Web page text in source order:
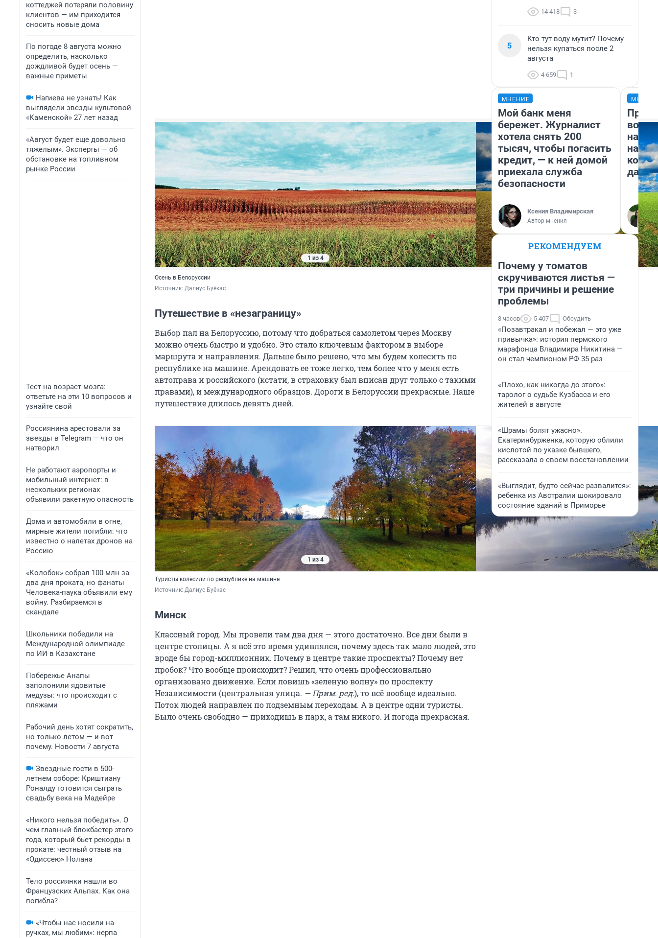
коттеджей потеряли половину
клиентов — им приходится
сносить новые дома
По погоде 8 августа можно
определить, насколько
дождливой будет осень —
важные приметы
Нагиева не узнать! Как
выглядели звезды культовой
«Каменской» 27 лет назад
«Август будет еще довольно
тяжелым». Эксперты — об
обстановке на топливном
рынке России
Тест на возраст мозга:
ответьте на эти 10 вопросов и
узнайте свой
Россиянина арестовали за
звезды в Telegram — что он
натворил
Не работают аэропорты и
мобильный интернет: в
нескольких регионах
объявили ракетную опасность
Дома и автомобили в огне,
мирные жители погибли: что
известно о налетах дронов на
Россию
«Колобок» собрал 100 млн за
два дня проката, но фанаты
Человека-паука объявили ему
войну. Разбираемся в
скандале
Школьники победили на
Международной олимпиаде
по ИИ в Казахстане
Побережье Анапы
заполонили ядовитые
медузы: что происходит с
пляжами
Рабочий день хотят сократить,
но только летом — и вот
почему. Новости 7 августа
Звездные гости в 500-
летнем соборе: Криштиану
Роналду готовится сыграть
свадьбу века на Мадейре
«Никого нельзя победить». О
чем главный блокбастер этого
года, который бьет рекорды в
прокате: честный отзыв на
«Одиссею» Нолана
Тело россиянки нашли во
Французских Альпах. Как она
погибла?
«Чтобы нас носили на
ручках, мы любим»: нерпа
1 из 4
Осень в Белоруссии
Источник: Далиус Буёкас
Путешествие в «незаграницу»
Выбор пал на Белоруссию, потому что добраться самолетом через Москву
можно очень быстро и удобно. Это стало ключевым фактором в выборе
маршрута и направления. Дальше было решено, что мы будем колесить по
республике на машине. Арендовать ее тоже легко, тем более что у меня есть
автоправа и российского (кстати, в страховку был вписан друг только с такими
правами), и международного образцов. Дороги в Белоруссии прекрасные. Наше
путешествие длилось девять дней.
1 из 4
Туристы колесили по республике на машине
Источник: Далиус Буёкас
Минск
Классный город. Мы провели там два дня — этого достаточно. Все дни были в
центре столицы. А я всё это время удивлялся, почему здесь так мало людей, это
вроде бы город-миллионник. Почему в центре такие проспекты? Почему нет
пробок? Что вообще происходит? Решил, что очень профессионально
организовано движение. Если ловишь «зеленую волну» по проспекту
Независимости (центральная улица. — Прим. ред.), то всё вообще идеально.
Поток людей направлен по подземным переходам. А в центре одни туристы.
Было очень свободно — приходишь в парк, а там никого. И погода прекрасная.
14 418 3
5
Кто тут воду мутит? Почему
нельзя купаться после 2
августа
4 659 1
МНЕНИЕ
Мой банк меня
бережет. Журналист
хотела снять 200
тысяч, чтобы погасить
кредит, — к ней домой
приехала служба
безопасности
Ксения Владимирская
Автор мнения
нам
даже
РЕКОМЕНДУЕМ
Почему у томатов
скручиваются листья —
три причины и решение
проблемы
8 часов 5 407 Обсудить
«Позавтракал и побежал — это уже
привычка»: история пермского
марафонца Владимира Никитина —
он стал чемпионом РФ 35 раз
«Плохо, как никогда до этого»:
таролог о судьбе Кузбасса и его
жителей в августе
«Шрамы болят ужасно».
Екатеринбурженка, которую облили
кислотой по указке бывшего,
рассказала о своем восстановлении
«Выглядит, будто сейчас развалится»:
ребенка из Австралии шокировало
состояние зданий в Приморье